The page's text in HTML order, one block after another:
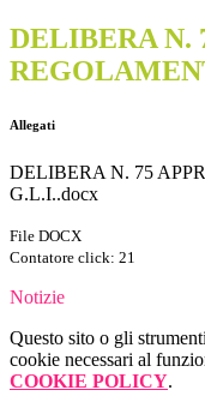
DELIBERA N.
Allegati
DELIBERA N. 75
G.L.I..docx
File DOCX
Contatore click: 21
Notizie
Questo sito o gli
cookie necessari al
COOKIE POLICY.